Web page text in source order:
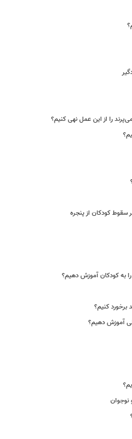
را از این عمل نهی کنیم؟
سقوط کودکان از پنجره
به کودکان آموزش دهیم؟
برخورد کنیم؟
آموزش دهیم؟
نوجوان